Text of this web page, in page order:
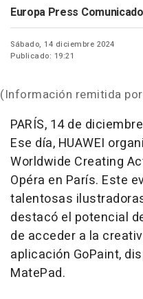
Europa Press
Sábado, 14 diciembre 2024
Publicado: 19:21
(Información remitida
PARÍS, 14 de
Ese día, HUAWEI
Worldwide Creating
Opéra en París. Este
talentosas
destacó el potencial
de acceder a la
aplicación GoPaint,
MatePad.